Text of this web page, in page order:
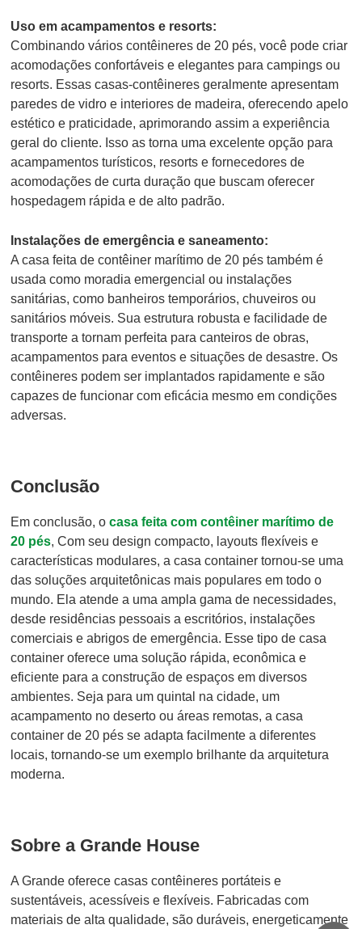
Uso em acampamentos e resorts:
Combinando vários contêineres de 20 pés, você pode criar
acomodações confortáveis e elegantes para campings ou
resorts. Essas casas-contêineres geralmente apresentam
paredes de vidro e interiores de madeira, oferecendo apelo
estético e praticidade, aprimorando assim a experiência
geral do cliente. Isso as torna uma excelente opção para
acampamentos turísticos, resorts e fornecedores de
acomodações de curta duração que buscam oferecer
hospedagem rápida e de alto padrão.
Instalações de emergência e saneamento:
A casa feita de contêiner marítimo de 20 pés também é
usada como moradia emergencial ou instalações
sanitárias, como banheiros temporários, chuveiros ou
sanitários móveis. Sua estrutura robusta e facilidade de
transporte a tornam perfeita para canteiros de obras,
acampamentos para eventos e situações de desastre. Os
contêineres podem ser implantados rapidamente e são
capazes de funcionar com eficácia mesmo em condições
adversas.
Conclusão
Em conclusão, ocasa feita com contêiner marítimo de
20 pés, Com seu design compacto, layouts flexíveis e
características modulares, a casa container tornou-se uma
das soluções arquitetônicas mais populares em todo o
mundo. Ela atende a uma ampla gama de necessidades,
desde residências pessoais a escritórios, instalações
comerciais e abrigos de emergência. Esse tipo de casa
container oferece uma solução rápida, econômica e
eficiente para a construção de espaços em diversos
ambientes. Seja para um quintal na cidade, um
acampamento no deserto ou áreas remotas, a casa
container de 20 pés se adapta facilmente a diferentes
locais, tornando-se um exemplo brilhante da arquitetura
moderna.
Sobre a Grande House
A Grande oferece casas contêineres portáteis e
sustentáveis, acessíveis e flexíveis. Fabricadas com
materiais de alta qualidade, são duráveis, energeticamente